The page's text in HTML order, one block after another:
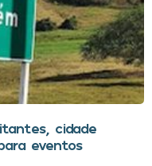
cidade
eventos